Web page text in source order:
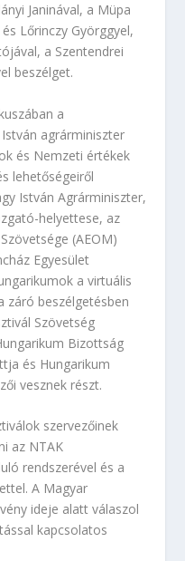
Janinával, a Müpa
Lőrinczy Györggyel,
a Szentendrei
beszélget.
a
agrárminiszter
és Nemzeti értékek
lehetőségeiről
István Agrárminiszter,
helyettese, az
(AEOM)
Egyesület
a virtuális
záró beszélgetésben
Szövetség
Bizottság
és Hungarikum
vesznek részt.
szervezőinek
az NTAK
rendszerével és a
A Magyar
ideje alatt válaszol
kapcsolatos